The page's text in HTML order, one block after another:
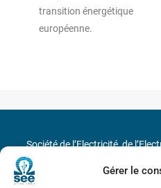
Gérer le
transition énergétique
européenne.
Société de l’Electricité, de
de l’Information et de la